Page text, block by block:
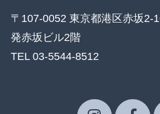
〒107-0052 東京都港区赤坂2-
発赤坂ビル2階
TEL 03-5544-8512